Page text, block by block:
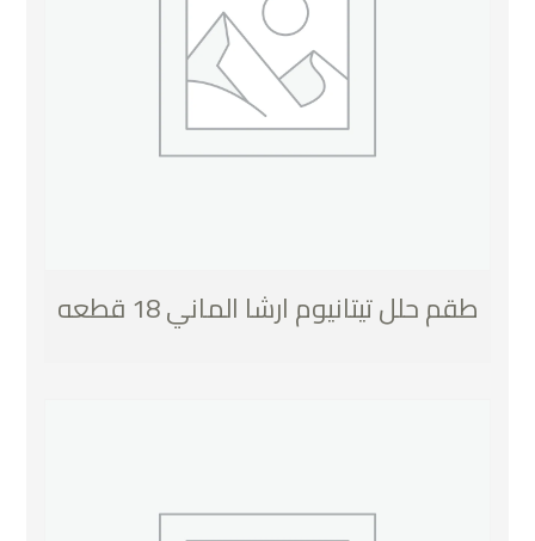
طقم حلل تيتانيوم ارشا الماني 18 قطعه